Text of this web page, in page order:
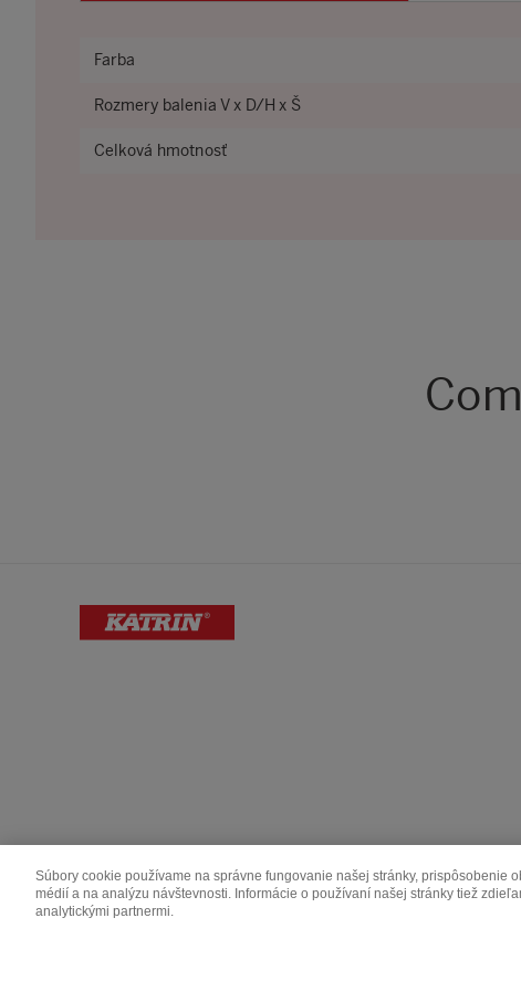
Farba
Rozmery balenia V x D/H x Š
Celková hmotnosť
Katrin is made by Metsä Group.
Súbory cookie používame na správne fungovanie našej stránky, prispôsobenie
médií a na analýzu návštevnosti. Informácie o používaní našej stránky tiež
analytickými partnermi.